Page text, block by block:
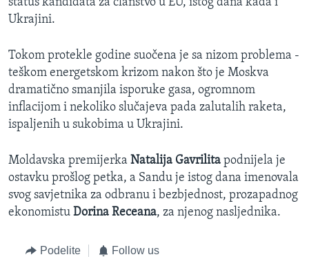
Ukrajini.
Tokom protekle godine suočena je sa nizom problema -
teškom energetskom krizom nakon što je Moskva
dramatično smanjila isporuke gasa, ogromnom
inflacijom i nekoliko slučajeva pada zalutalih raketa,
ispaljenih u sukobima u Ukrajini.
Moldavska premijerka Natalija Gavrilita podnijela je
ostavku prošlog petka, a Sandu je istog dana imenovala
svog savjetnika za odbranu i bezbjednost, prozapadnog
ekonomistu Dorina Receana, za njenog nasljednika.
Podelite Follow us